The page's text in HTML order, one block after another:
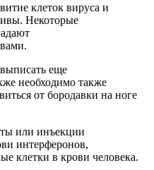
клеток вируса и
Некоторые
еще
необходимо также
от бородавки на ноге
или инъекции
интерферонов,
клетки в крови человека.